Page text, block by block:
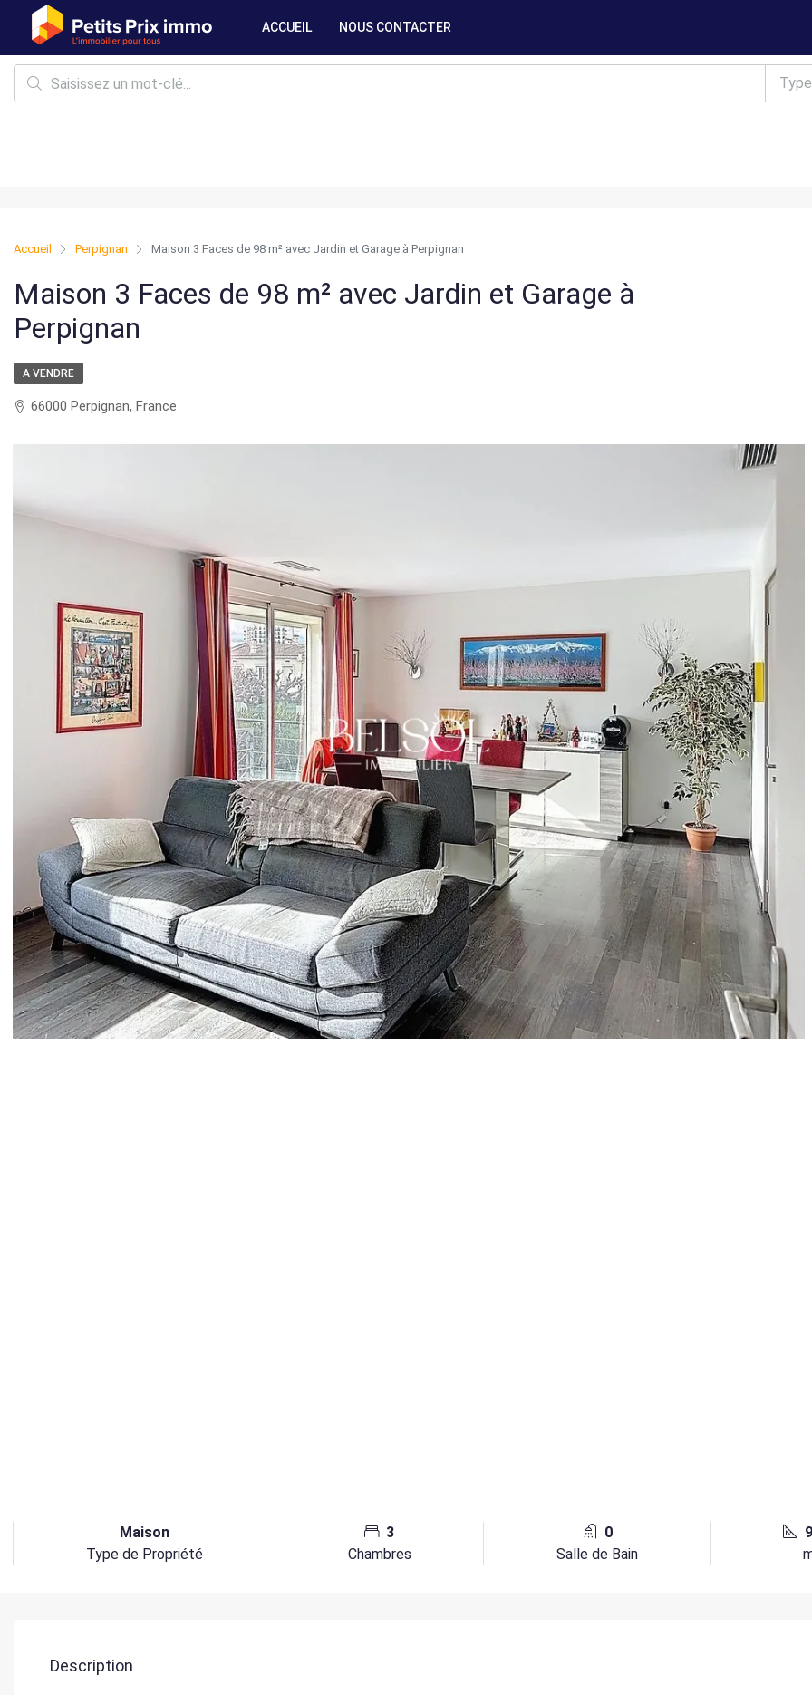
ACCUEIL NOUS CONTACTER
Type
Accueil Perpignan Maison 3 Faces de 98 m² avec Jardin et Garage à Perpignan
Maison 3 Faces de 98 m² avec Jardin et Garage à
Perpignan
A VENDRE
66000 Perpignan, France
Maison
Type de Propriété
3
Chambres
0
Salle de Bain
Description